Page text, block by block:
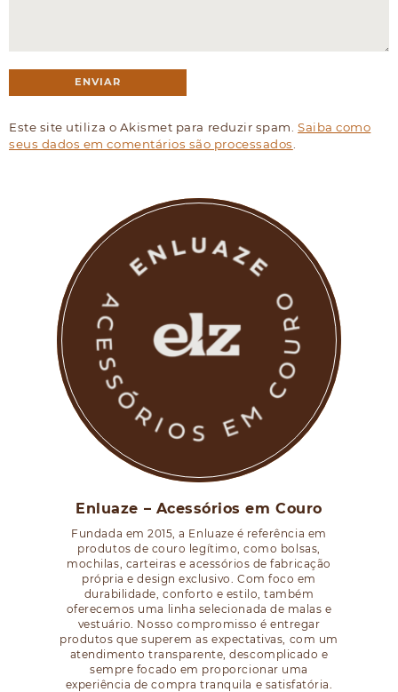
Este site utiliza o Akismet para reduzir spam.Saiba como
seus dados em comentários são processados.
Enluaze – Acessórios em Couro
Fundada em 2015, a Enluaze é referência em
produtos de couro legítimo, como bolsas,
mochilas, carteiras e acessórios de fabricação
própria e design exclusivo. Com foco em
durabilidade, conforto e estilo, também
oferecemos uma linha selecionada de malas e
vestuário. Nosso compromisso é entregar
produtos que superem as expectativas, com um
atendimento transparente, descomplicado e
sempre focado em proporcionar uma
experiência de compra tranquila e satisfatória.